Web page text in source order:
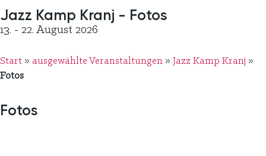
Jazz Kamp Kranj - Fotos
13. - 22. August 2026
Start » ausgewählte Veranstaltungen » Jazz Kamp Kranj »
Fotos
Fotos